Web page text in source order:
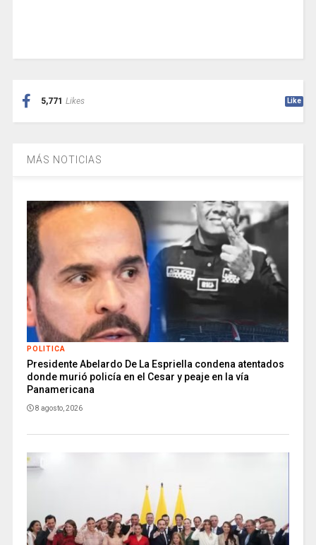
5,771 Likes Like
MÁS NOTICIAS
POLITICA
Presidente Abelardo De La Espriella condena atentados
donde murió policía en el Cesar y peaje en la vía
Panamericana
8 agosto, 2026